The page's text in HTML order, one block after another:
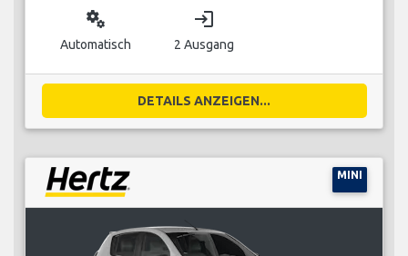
miscellaneous_services
Automatisch
login
2 Ausgang
DETAILS ANZEIGEN...
MINI